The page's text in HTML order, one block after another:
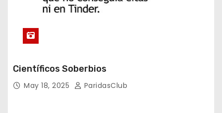
Científicos Soberbios
May 18, 2025 ParidasClub